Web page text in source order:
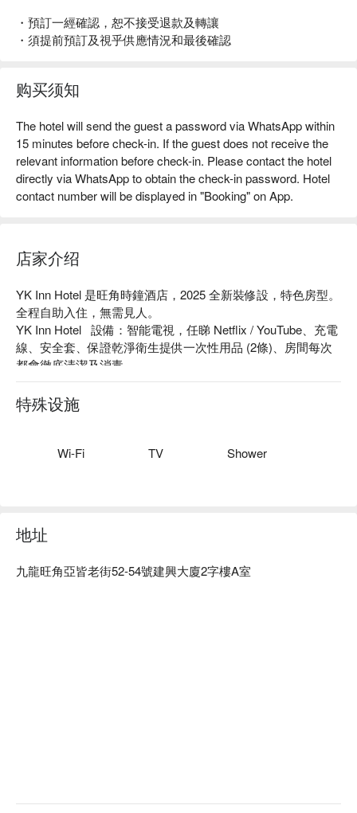
・預訂一經確認，恕不接受退款及轉讓
・須提前預訂及視乎供應情況和最後確認
购买须知
The hotel will send the guest a password via WhatsApp within
15 minutes before check-in. If the guest does not receive the
relevant information before check-in. Please contact the hotel
directly via WhatsApp to obtain the check-in password. Hotel
contact number will be displayed in "Booking" on App.
店家介绍
YK Inn Hotel 是旺角時鐘酒店，2025 全新裝修設，特色房型。
全程自助入住，無需見人。
YK Inn Hotel   設備：智能電視，任睇 Netflix / YouTube、充電
線、安全套、保證乾淨衛生提供一次性用品 (2條)、房間每次
都會徹底清潔及消毒
YK Inn Hotel 推薦：絕佳位置：位置近旺角地鐵站，步行 5 分
鐘即可抵達
YK Inn Hotel  旺角時鐘酒店、YK Inn Hotel  爆房優惠資訊立刻
特殊设施
Wi-Fi TV Shower
地址
九龍旺角亞皆老街52-54號建興大廈2字樓A室